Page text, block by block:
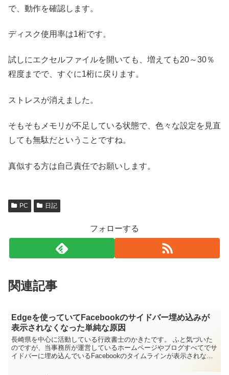
で、動作を確認します。
ディスク使用率は1桁です。
試しにエクセルファイルを開いても、増えても20～30％
程度までで、すぐに1桁に戻ります。
ストレスが消えました。
そもそもメモリが不足している状態で、色々な設定を見直
しても無駄だということですね。
真似する方は自己責任でお願いします。
PC 日記
フォローする
関連記事
Edgeを使っていてFacebookのサイドバー埋め込みが
表示されなくなった単純な原因
長崎県を中心に活動している行政書士のかきたです。 ふと気づいた
のですが、当事務所が運営しているホームページやブログすべてでサ
イドバーに埋め込んでいるFacebookのタイムラインが表示されない